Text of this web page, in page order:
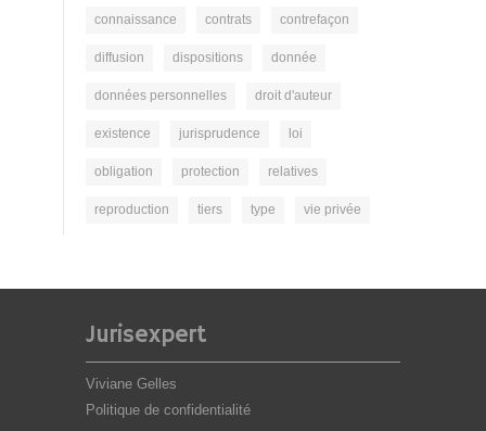
connaissance contrats contrefaçon
diffusion dispositions donnée
données personnelles droit d'auteur
existence jurisprudence loi
obligation protection relatives
reproduction tiers type vie privée
Jurisexpert
Viviane Gelles
Politique de confidentialité